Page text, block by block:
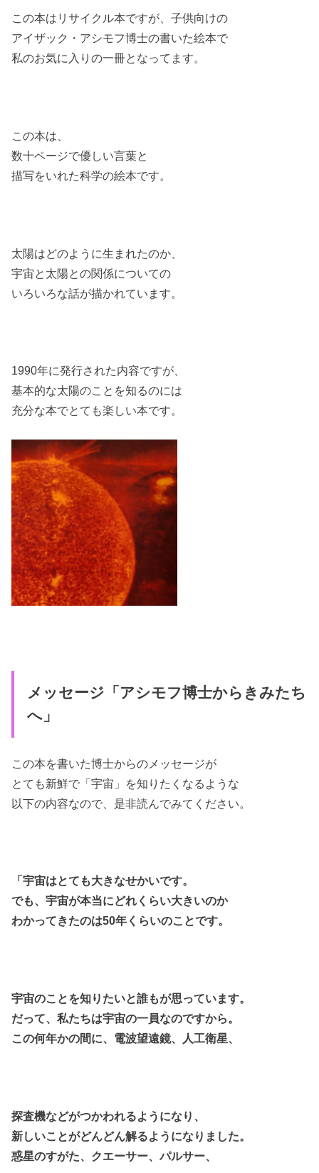
この本はリサイクル本ですが、子供向けの
アイザック・アシモフ博士の書いた絵本で
私のお気に入りの一冊となってます。
この本は、
数十ページで優しい言葉と
描写をいれた科学の絵本です。
太陽はどのように生まれたのか、
宇宙と太陽との関係についての
いろいろな話が描かれています。
1990年に発行された内容ですが、
基本的な太陽のことを知るのには
充分な本でとても楽しい本です。
メッセージ「アシモフ博士からきみたち
へ」
この本を書いた博士からのメッセージが
とても新鮮で「宇宙」を知りたくなるような
以下の内容なので、是非読んでみてください。
「宇宙はとても大きなせかいです。
でも、宇宙が本当にどれくらい大きいのか
わかってきたのは50年くらいのことです。
宇宙のことを知りたいと誰もが思っています。
だって、私たちは宇宙の一員なのですから。
この何年かの間に、電波望遠鏡、人工衛星、
探査機などがつかわれるようになり、
新しいことがどんどん解るようになりました。
惑星のすがた、クエーサー、パルサー、